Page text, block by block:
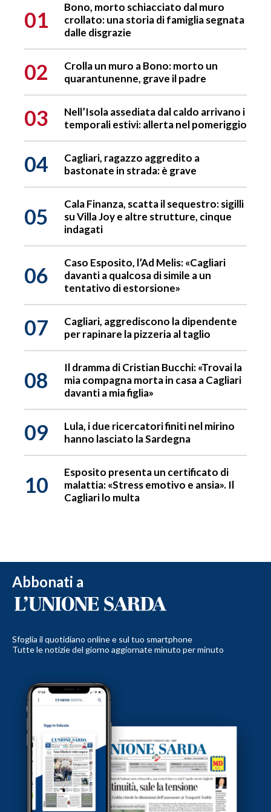
01
Bono, morto schiacciato dal muro
crollato: una storia di famiglia segnata
dalle disgrazie
02
Crolla un muro a Bono: morto un
quarantunenne, grave il padre
03
Nell’Isola assediata dal caldo arrivano i
temporali estivi: allerta nel pomeriggio
04
Cagliari, ragazzo aggredito a
bastonate in strada: è grave
05
Cala Finanza, scatta il sequestro: sigilli
su Villa Joy e altre strutture, cinque
indagati
06
Caso Esposito, l’Ad Melis: «Cagliari
davanti a qualcosa di simile a un
tentativo di estorsione»
07
Cagliari, aggrediscono la dipendente
per rapinare la pizzeria al taglio
08
Il dramma di Cristian Bucchi: «Trovai la
mia compagna morta in casa a Cagliari
davanti a mia figlia»
09
Lula, i due ricercatori finiti nel mirino
hanno lasciato la Sardegna
10
Esposito presenta un certificato di
malattia: «Stress emotivo e ansia». Il
Cagliari lo multa
Abbonati a
Sfoglia il quotidiano online e sul tuo smartphone
Tutte le notizie del giorno aggiornate minuto per minuto